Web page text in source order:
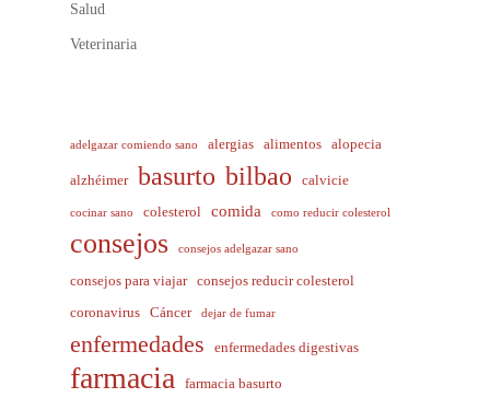
Salud
Veterinaria
adelgazar comiendo sano alergias alimentos alopecia
alzhéimer basurto bilbao calvicie
cocinar sano colesterol comida como reducir colesterol
consejos consejos adelgazar sano
consejos para viajar consejos reducir colesterol
coronavirus Cáncer dejar de fumar
enfermedades enfermedades digestivas
farmacia farmacia basurto